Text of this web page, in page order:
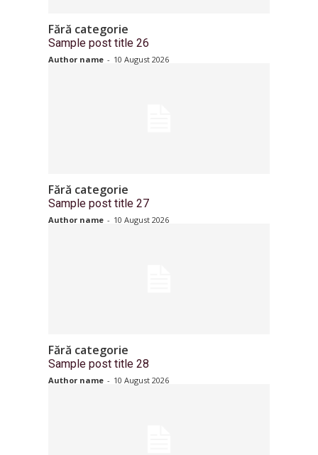
Fără categorie
Sample post title 26
Author name - 10 August 2026
Fără categorie
Sample post title 27
Author name - 10 August 2026
Fără categorie
Sample post title 28
Author name - 10 August 2026